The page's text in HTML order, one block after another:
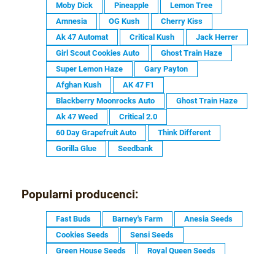
Moby Dick
Pineapple
Lemon Tree
Amnesia
OG Kush
Cherry Kiss
Ak 47 Automat
Critical Kush
Jack Herrer
Girl Scout Cookies Auto
Ghost Train Haze
Super Lemon Haze
Gary Payton
Afghan Kush
AK 47 F1
Blackberry Moonrocks Auto
Ghost Train Haze
Ak 47 Weed
Critical 2.0
60 Day Grapefruit Auto
Think Different
Gorilla Glue
Seedbank
Popularni producenci:
Fast Buds Barney's Farm
Anesia Seeds
Cookies Seeds
Sensi Seeds
Green House Seeds
Royal Queen Seeds